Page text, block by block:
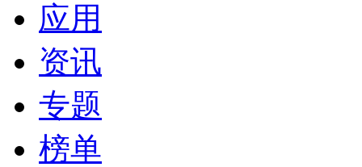
应用
资讯
专题
榜单